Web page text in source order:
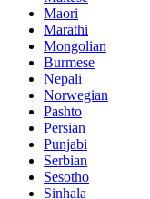
Maori
Marathi
Mongolian
Burmese
Nepali
Norwegian
Pashto
Persian
Punjabi
Serbian
Sesotho
Sinhala